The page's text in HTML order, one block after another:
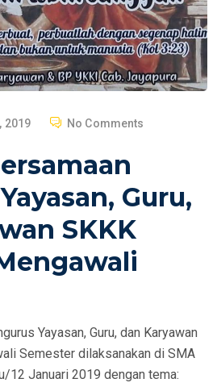
2019 No Comments
Guru,
SKKK
Yayasan, Guru, dan Karyawan
Semester dilaksanakan di SMA
12 Januari 2019 dengan tema: